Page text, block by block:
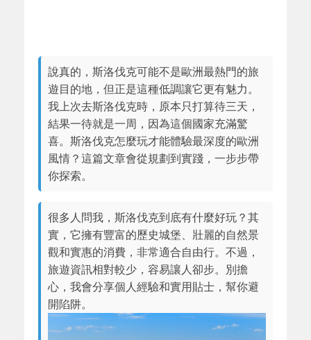
說真的，斯洛伐克可能不是歐洲最熱門的旅
遊目的地，但正是這種低調讓它更有魅力。
我上次去斯洛伐克時，原本只打算待三天，
結果一待就是一周，因為這個國家充滿驚
喜。斯洛伐克怎麼玩才能體驗最深度的歐洲
風情？這篇文章會從規劃到實踐，一步步帶
你探索。
很多人問我，斯洛伐克到底有什麼好玩？其
實，它擁有豐富的歷史城堡、壯麗的自然景
觀和實惠的消費，非常適合自由行。不過，
旅遊資訊相對較少，容易讓人卻步。別擔
心，我會分享個人經驗和實用貼士，幫你避
開陷阱。